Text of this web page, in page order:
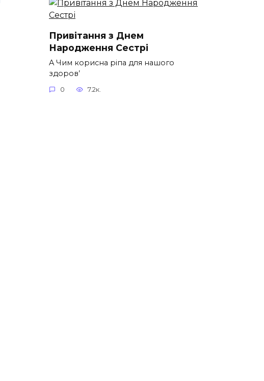
Привітання з Днем
Народження Сестрі
A Чим корисна ріпа для нашого
здоров’
0 7.2к.